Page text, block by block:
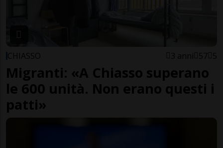
CHIASSO 3 anni 57 5
Migranti: «A Chiasso superano
le 600 unità. Non erano questi i
patti»